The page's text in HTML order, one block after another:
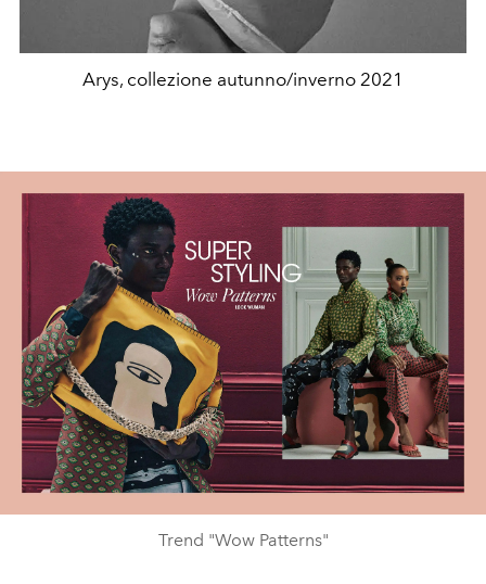
Arys, collezione autunno/inverno 2021
Trend "Wow Patterns"